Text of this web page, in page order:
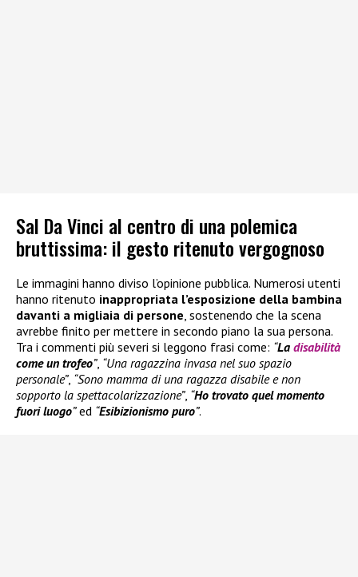
Sal Da Vinci al centro di una polemica
bruttissima: il gesto ritenuto vergognoso
Le immagini hanno diviso l’opinione pubblica. Numerosi utenti
hanno ritenuto inappropriata l’esposizione della bambina
davanti a migliaia di persone, sostenendo che la scena
avrebbe finito per mettere in secondo piano la sua persona.
Tra i commenti più severi si leggono frasi come: “La disabilità
come un trofeo”, “Una ragazzina invasa nel suo spazio
personale”, “Sono mamma di una ragazza disabile e non
sopporto la spettacolarizzazione”, “Ho trovato quel momento
fuori luogo”ed “Esibizionismo puro”.